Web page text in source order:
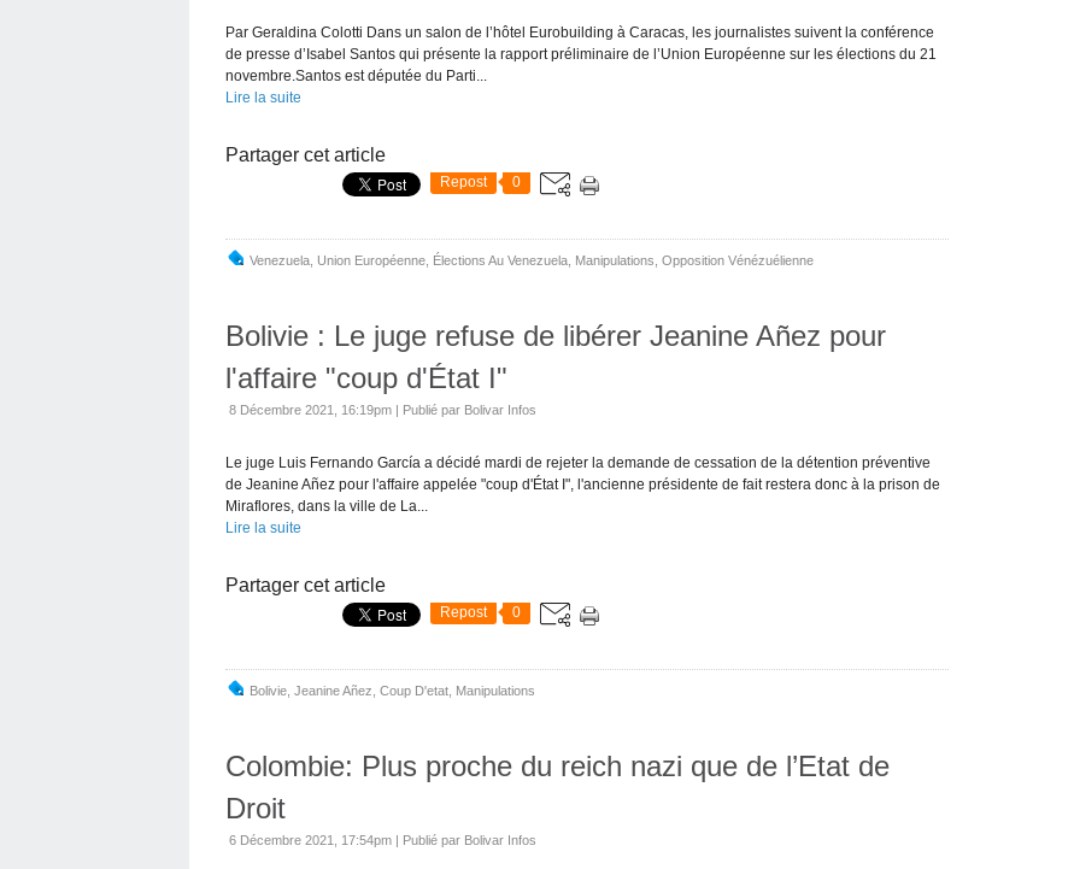
Par Geraldina Colotti Dans un salon de l’hôtel Eurobuilding à Caracas, les journalistes suivent la conférence
de presse d’Isabel Santos qui présente la rapport préliminaire de l’Union Européenne sur les élections du 21
novembre.Santos est députée du Parti...
Lire la suite
Partager cet article
Repost 0
Venezuela Union Européenne Élections Au Venezuela Manipulations Opposition Vénézuélienne
Bolivie : Le juge refuse de libérer Jeanine Añez pour
l'affaire "coup d'État I"
8 Décembre 2021, 16:19pm | Publié par Bolivar Infos
Le juge Luis Fernando García a décidé mardi de rejeter la demande de cessation de la détention préventive
de Jeanine Añez pour l'affaire appelée "coup d'État I", l'ancienne présidente de fait restera donc à la prison de
Miraflores, dans la ville de La...
Lire la suite
Partager cet article
Repost 0
Bolivie Jeanine Añez Coup D'etat Manipulations
Colombie: Plus proche du reich nazi que de l’Etat de
Droit
6 Décembre 2021, 17:54pm | Publié par Bolivar Infos